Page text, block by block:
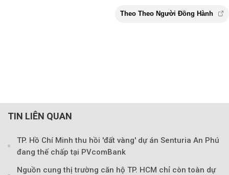
TIN LIÊN QUAN
TP. Hồ Chí Minh thu hồi 'đất vàng' dự án Senturia An Phú
đang thế chấp tại PVcomBank
Nguồn cung thị trường căn hộ TP. HCM chỉ còn toàn dự